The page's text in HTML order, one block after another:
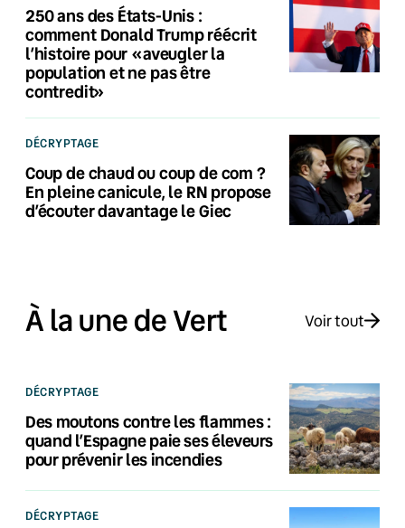
250 ans des États-Unis :
comment Donald Trump réécrit
l’histoire pour «aveugler la
population et ne pas être
contredit»
DÉCRYPTAGE
Coup de chaud ou coup de com ?
En pleine canicule, le RN propose
d’écouter davantage le Giec
À la une de Vert Voir tout
DÉCRYPTAGE
Des moutons contre les flammes :
quand l’Espagne paie ses éleveurs
pour prévenir les incendies
DÉCRYPTAGE